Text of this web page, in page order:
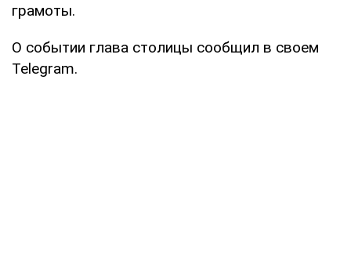
грамоты.
О событии глава столицы сообщил в своем
Telegram.